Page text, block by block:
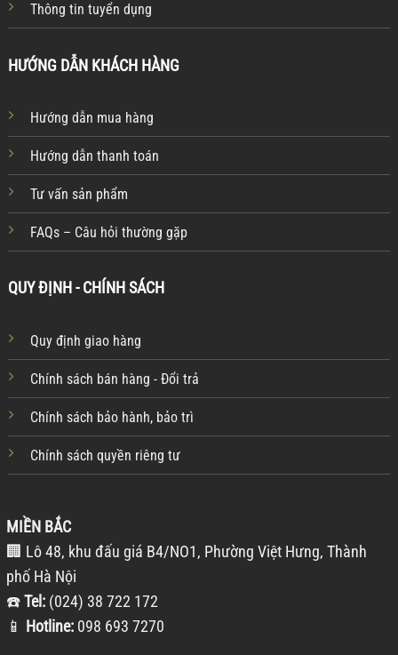
Thông tin tuyển dụng
HƯỚNG DẪN KHÁCH HÀNG
Hướng dẫn mua hàng
Hướng dẫn thanh toán
Tư vấn sản phẩm
FAQs – Câu hỏi thường gặp
QUY ĐỊNH - CHÍNH SÁCH
Quy định giao hàng
Chính sách bán hàng - Đổi trả
Chính sách bảo hành, bảo trì
Chính sách quyền riêng tư
MIỀN BẮC
🏢 Lô 48, khu đấu giá B4/NO1, Phường Việt Hưng, Thành
phố Hà Nội
☎️Tel: (024) 38 722 172
📱 Hotline: 098 693 7270